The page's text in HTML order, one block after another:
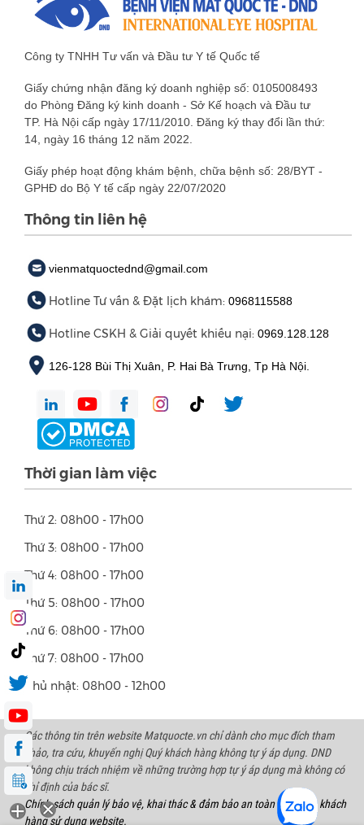
Công ty TNHH Tư vấn và Đầu tư Y tế Quốc tế
Giấy chứng nhận đăng ký doanh nghiệp số: 0105008493
do Phòng Đăng ký kinh doanh - Sở Kế hoạch và Đầu tư
TP. Hà Nội cấp ngày 17/11/2010. Đăng ký thay đổi lần thứ:
14, ngày 16 tháng 12 năm 2022.
Giấy phép hoạt động khám bệnh, chữa bệnh số: 28/BYT -
GPHĐ do Bộ Y tế cấp ngày 22/07/2020
Thông tin liên hệ
vienmatquoctednd@gmail.com
Hotline Tư vấn & Đặt lịch khám: 0968115588
Hotline CSKH & Giải quyết khiếu nại: 0969.128.128
126-128 Bùi Thị Xuân, P. Hai Bà Trưng, Tp Hà Nội.
Thời gian làm việc
Thứ 2: 08h00 - 17h00
Thứ 3: 08h00 - 17h00
Thứ 4: 08h00 - 17h00
Thứ 5: 08h00 - 17h00
Thứ 6: 08h00 - 17h00
Thứ 7: 08h00 - 17h00
Chủ nhật: 08h00 - 12h00
Các thông tin trên website Matquocte.vn chỉ dành cho mục đích tham
khảo, tra cứu, khuyến nghị Quý khách hàng không tự ý áp dụng. DND
không chịu trách nhiệm về những trường hợp tự ý áp dụng mà không có
chỉ định của bác sĩ.
Chính sách quản lý bảo vệ, khai thác & đảm bảo an toàn thông tin khách
hàng sử dụng website.